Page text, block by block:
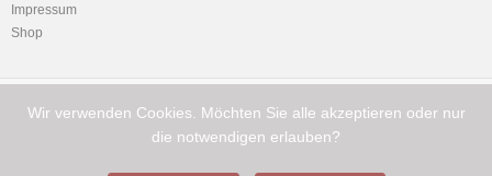
Impressum
Shop
Telefon:
Hauptstrasse 1 - 8716 Schmerikon
Wir verwenden Cookies. Möchten Sie alle akzeptieren oder nur
die notwendigen erlauben?